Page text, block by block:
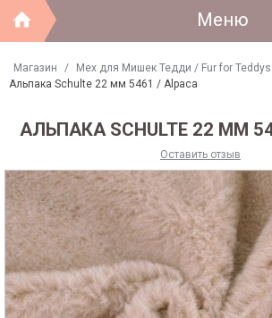
Меню
Магазин / Мех для Мишек Тедди / Fur for Teddys
Альпака Schulte 22 мм 5461 / Alpaca
АЛЬПАКА SCHULTE 22 ММ
Оставить отзыв